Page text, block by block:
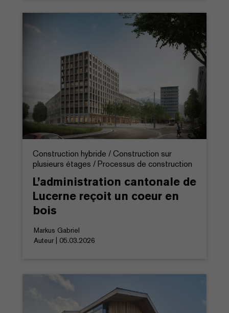
Construction hybride / Construction sur
plusieurs étages / Processus de construction
L’administration cantonale de
Lucerne reçoit un coeur en
bois
Markus Gabriel
Auteur | 05.03.2026